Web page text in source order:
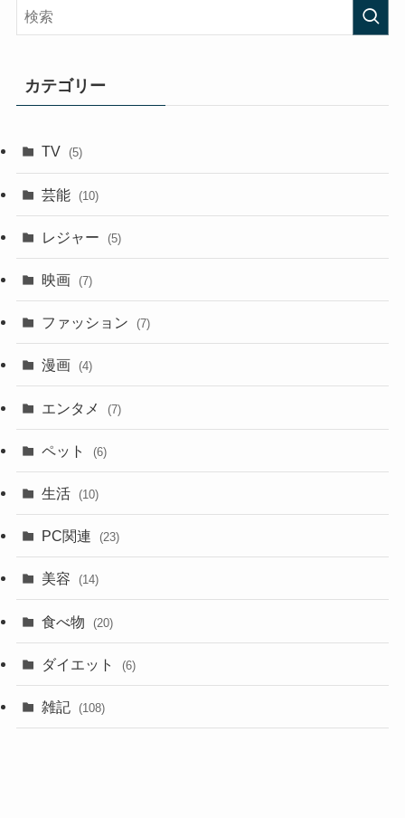
カテゴリー
TV (5)
芸能 (10)
レジャー (5)
映画 (7)
ファッション (7)
漫画 (4)
エンタメ (7)
ペット (6)
生活 (10)
PC関連 (23)
美容 (14)
食べ物 (20)
ダイエット (6)
雑記 (108)